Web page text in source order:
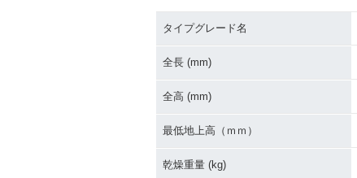
タイプグレード名
全長 (mm)
全高 (mm)
最低地上高（ｍｍ）
乾燥重量 (kg)